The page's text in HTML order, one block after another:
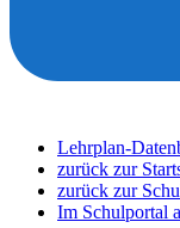
Lehrplan-
zurück zur
zurück zur
Im Schulportal